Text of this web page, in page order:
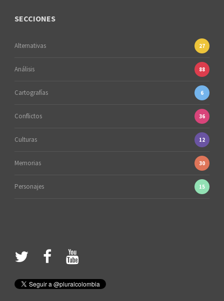
SECCIONES
Alternativas 27
Análisis 88
Cartografías 6
Conflictos 36
Culturas 12
Memorias 30
Personajes 15